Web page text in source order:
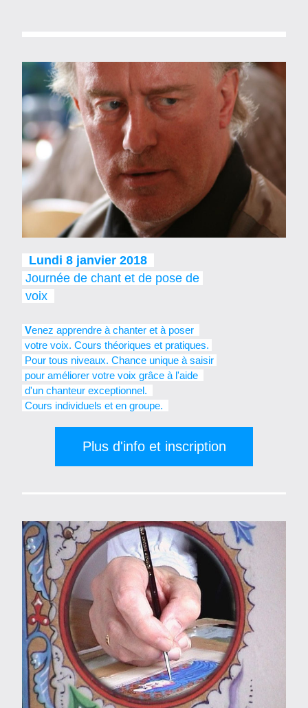
Lundi 8 janvier 2018
Journée de chant et de pose de
voix
Venez apprendre à chanter et à poser
votre voix. Cours théoriques et pratiques.
Pour tous niveaux. Chance unique à saisir
pour améliorer votre voix grâce à l'aide
d'un chanteur exceptionnel.
Cours individuels et en groupe.
Plus d'info et inscription